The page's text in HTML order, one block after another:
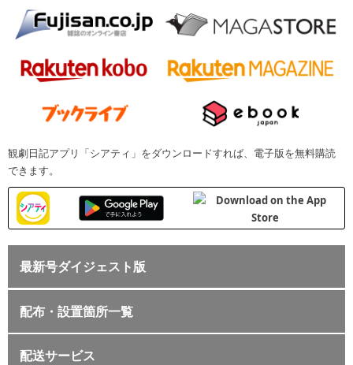
観劇日記アプリ「シアティ」をダウンロードすれば、電子版を無料購読
できます。
最新号ダイジェスト版
配布・設置箇所一覧
配送サービス